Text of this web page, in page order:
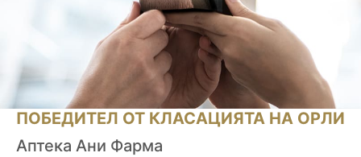
ПОБЕДИТЕЛ ОТ КЛАСАЦИЯТА НА ОРЛИ
Аптека Ани Фарма